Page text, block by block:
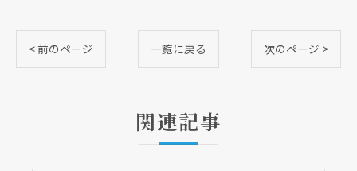
< 前のページ 一覧に戻る 次のページ >
関連記事